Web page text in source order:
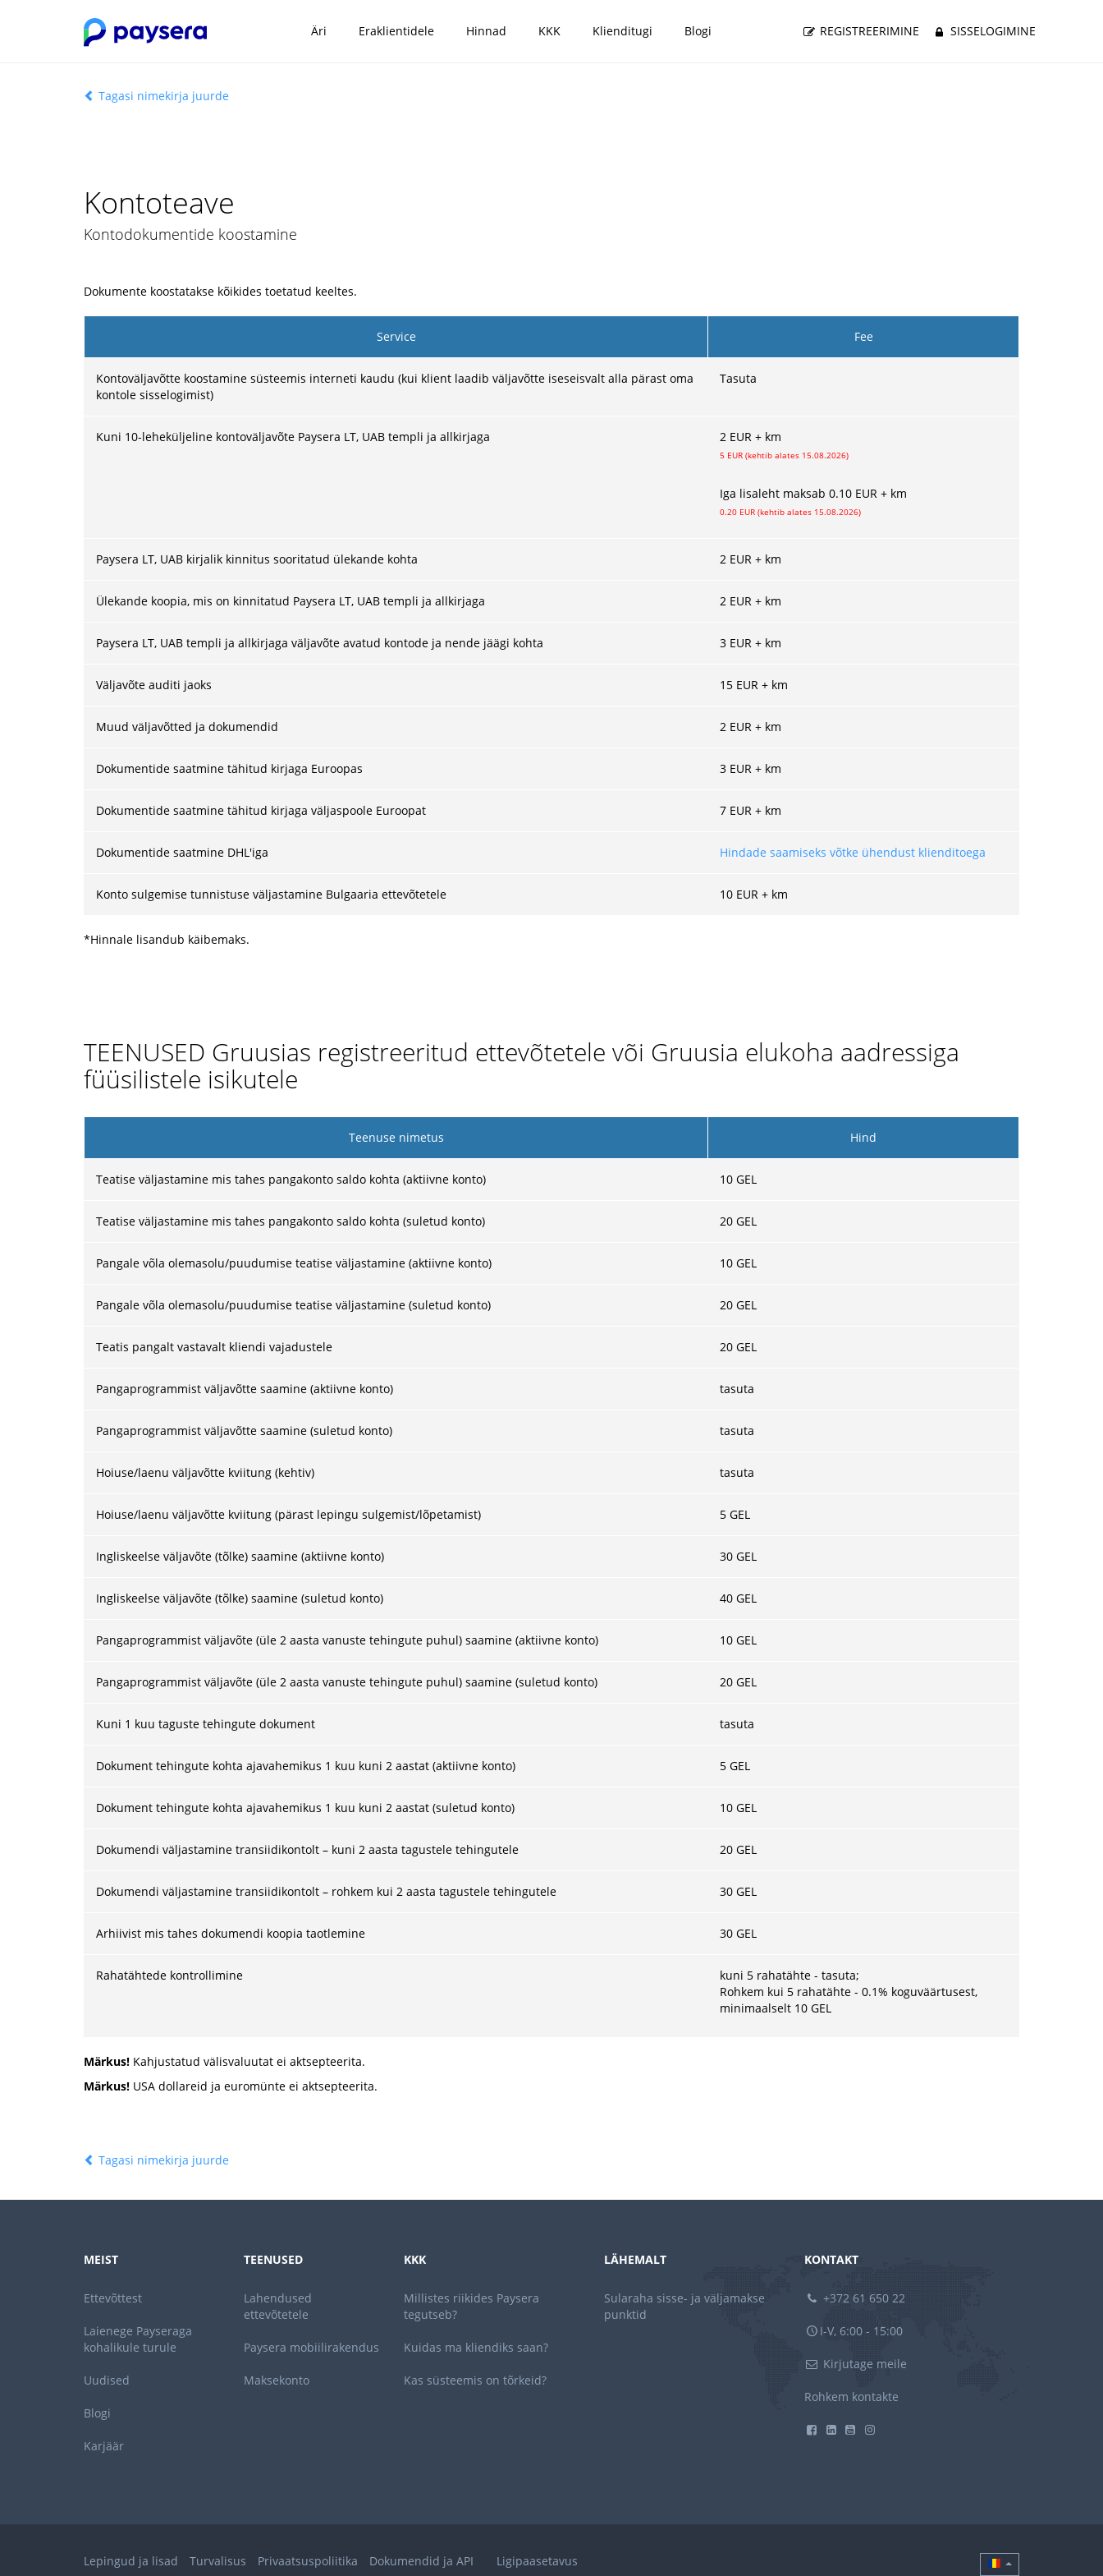
Äri Eraklientidele Hinnad KKK Klienditugi Blogi REGISTREERIMINE SISSELOGIMINE
Tagasi nimekirja juurde
Kontoteave
Kontodokumentide koostamine
Dokumente koostatakse kõikides toetatud keeltes.
Service Fee
Kontoväljavõtte koostamine süsteemis interneti kaudu (kui klient laadib väljavõtte iseseisvalt alla pärast oma
kontole sisselogimist)
Tasuta
Kuni 10-leheküljeline kontoväljavõte Paysera LT, UAB templi ja allkirjaga 2 EUR + km
5 EUR (kehtib alates 15.08.2026)
Iga lisaleht maksab 0.10 EUR + km
0.20 EUR (kehtib alates 15.08.2026)
Paysera LT, UAB kirjalik kinnitus sooritatud ülekande kohta 2 EUR + km
Ülekande koopia, mis on kinnitatud Paysera LT, UAB templi ja allkirjaga 2 EUR + km
Paysera LT, UAB templi ja allkirjaga väljavõte avatud kontode ja nende jäägi kohta 3 EUR + km
Väljavõte auditi jaoks 15 EUR + km
Muud väljavõtted ja dokumendid 2 EUR + km
Dokumentide saatmine tähitud kirjaga Euroopas 3 EUR + km
Dokumentide saatmine tähitud kirjaga väljaspoole Euroopat 7 EUR + km
Dokumentide saatmine DHL'iga Hindade saamiseks võtke ühendust klienditoega
Konto sulgemise tunnistuse väljastamine Bulgaaria ettevõtetele 10 EUR + km
*Hinnale lisandub käibemaks.
TEENUSED Gruusias registreeritud ettevõtetele või Gruusia elukoha aadressiga
füüsilistele isikutele
Teenuse nimetus Hind
Teatise väljastamine mis tahes pangakonto saldo kohta (aktiivne konto) 10 GEL
Teatise väljastamine mis tahes pangakonto saldo kohta (suletud konto) 20 GEL
Pangale võla olemasolu/puudumise teatise väljastamine (aktiivne konto) 10 GEL
Pangale võla olemasolu/puudumise teatise väljastamine (suletud konto) 20 GEL
Teatis pangalt vastavalt kliendi vajadustele 20 GEL
Pangaprogrammist väljavõtte saamine (aktiivne konto) tasuta
Pangaprogrammist väljavõtte saamine (suletud konto) tasuta
Hoiuse/laenu väljavõtte kviitung (kehtiv) tasuta
Hoiuse/laenu väljavõtte kviitung (pärast lepingu sulgemist/lõpetamist) 5 GEL
Ingliskeelse väljavõte (tõlke) saamine (aktiivne konto) 30 GEL
Ingliskeelse väljavõte (tõlke) saamine (suletud konto) 40 GEL
Pangaprogrammist väljavõte (üle 2 aasta vanuste tehingute puhul) saamine (aktiivne konto) 10 GEL
Pangaprogrammist väljavõte (üle 2 aasta vanuste tehingute puhul) saamine (suletud konto) 20 GEL
Kuni 1 kuu taguste tehingute dokument tasuta
Dokument tehingute kohta ajavahemikus 1 kuu kuni 2 aastat (aktiivne konto) 5 GEL
Dokument tehingute kohta ajavahemikus 1 kuu kuni 2 aastat (suletud konto) 10 GEL
Dokumendi väljastamine transiidikontolt – kuni 2 aasta tagustele tehingutele 20 GEL
Dokumendi väljastamine transiidikontolt – rohkem kui 2 aasta tagustele tehingutele 30 GEL
Arhiivist mis tahes dokumendi koopia taotlemine 30 GEL
Rahatähtede kontrollimine
kuni 5 rahatähte - tasuta;
Rohkem kui 5 rahatähte - 0.1% koguväärtusest,
minimaalselt 10 GEL
Märkus! Kahjustatud välisvaluutat ei aktsepteerita.
Märkus! USA dollareid ja euromünte ei aktsepteerita.
Tagasi nimekirja juurde
MEIST
Ettevõttest
Laienege Payseraga
kohalikule turule
Uudised
Blogi
Karjäär
TEENUSED
Lahendused
ettevõtetele
Paysera mobiilirakendus
Maksekonto
KKK
Millistes riikides Paysera
tegutseb?
Kuidas ma kliendiks saan?
Kas süsteemis on tõrkeid?
LÄHEMALT
Sularaha sisse- ja väljamakse
punktid
KONTAKT
+372 61 650 22
I-V, 6:00 - 15:00
Kirjutage meile
Rohkem kontakte
Lepingud ja lisad Turvalisus Privaatsuspoliitika Dokumendid ja API Ligipaasetavus